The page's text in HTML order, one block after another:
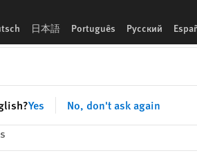
日本語 Português Русский
Yes No, don't ask again